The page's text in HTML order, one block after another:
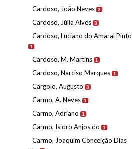
Cardoso, João Neves 2
Cardoso, Júlia Alves 3
Cardoso, Luciano do Amaral Pinto
1
Cardoso, M. Martins 1
Cardoso, Narciso Marques 1
Cargolo, Augusto 3
Carmo, A. Neves 1
Carmo, Adriano 1
Carmo, Isidro Anjos do 1
Carmo, Joaquim Conceição Dias